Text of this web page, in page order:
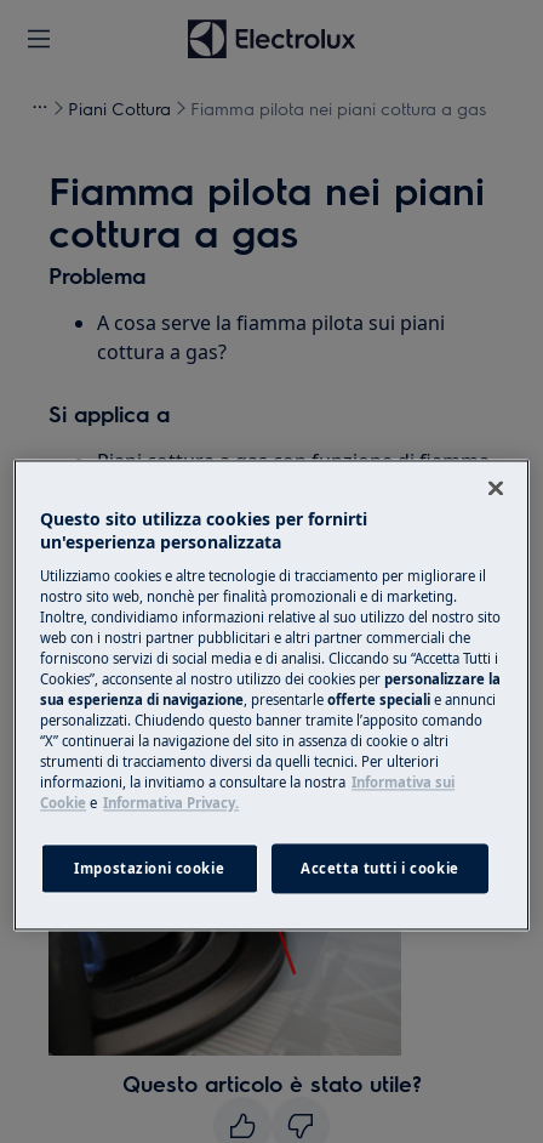
Piani Cottura Fiamma pilota nei piani cottura a gas
Fiamma pilota nei piani
cottura a gas
Problema
A cosa serve la fiamma pilota sui piani
cottura a gas?
Si applica a
Piani cottura a gas con funzione di fiamma
Soluzione
La fiamma che circonda la termocoppia è una
fiamma pilota. Previene arresti imprevisti.
La presenza della fiamma pilota non indica
alcun malfunzionamento dell'apparecchio.
Questo articolo è stato utile?
Questo sito utilizza cookies per fornirti
un'esperienza personalizzata
Utilizziamo cookies e altre tecnologie di tracciamento per migliorare il
nostro sito web, nonchè per finalità promozionali e di marketing.
Inoltre, condividiamo informazioni relative al suo utilizzo del nostro sito
web con i nostri partner pubblicitari e altri partner commerciali che
forniscono servizi di social media e di analisi. Cliccando su “Accetta Tutti i
Cookies”, acconsente al nostro utilizzo dei cookies perpersonalizzare la
sua esperienza di navigazione, presentarleofferte speciali e annunci
personalizzati. Chiudendo questo banner tramite l’apposito comando
“X” continuerai la navigazione del sito in assenza di cookie o altri
strumenti di tracciamento diversi da quelli tecnici. Per ulteriori
informazioni, la invitiamo a consultare la nostra Informativa sui
Cookie e Informativa Privacy.
Impostazioni cookie Accetta tutti i cookie